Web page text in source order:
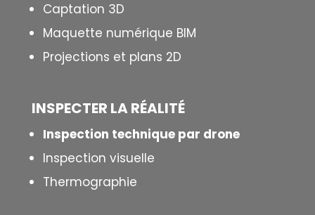
Captation 3D
Maquette numérique BIM
Projections et plans 2D
INSPECTER LA RÉALITÉ
Inspection technique par drone
Inspection visuelle
Thermographie